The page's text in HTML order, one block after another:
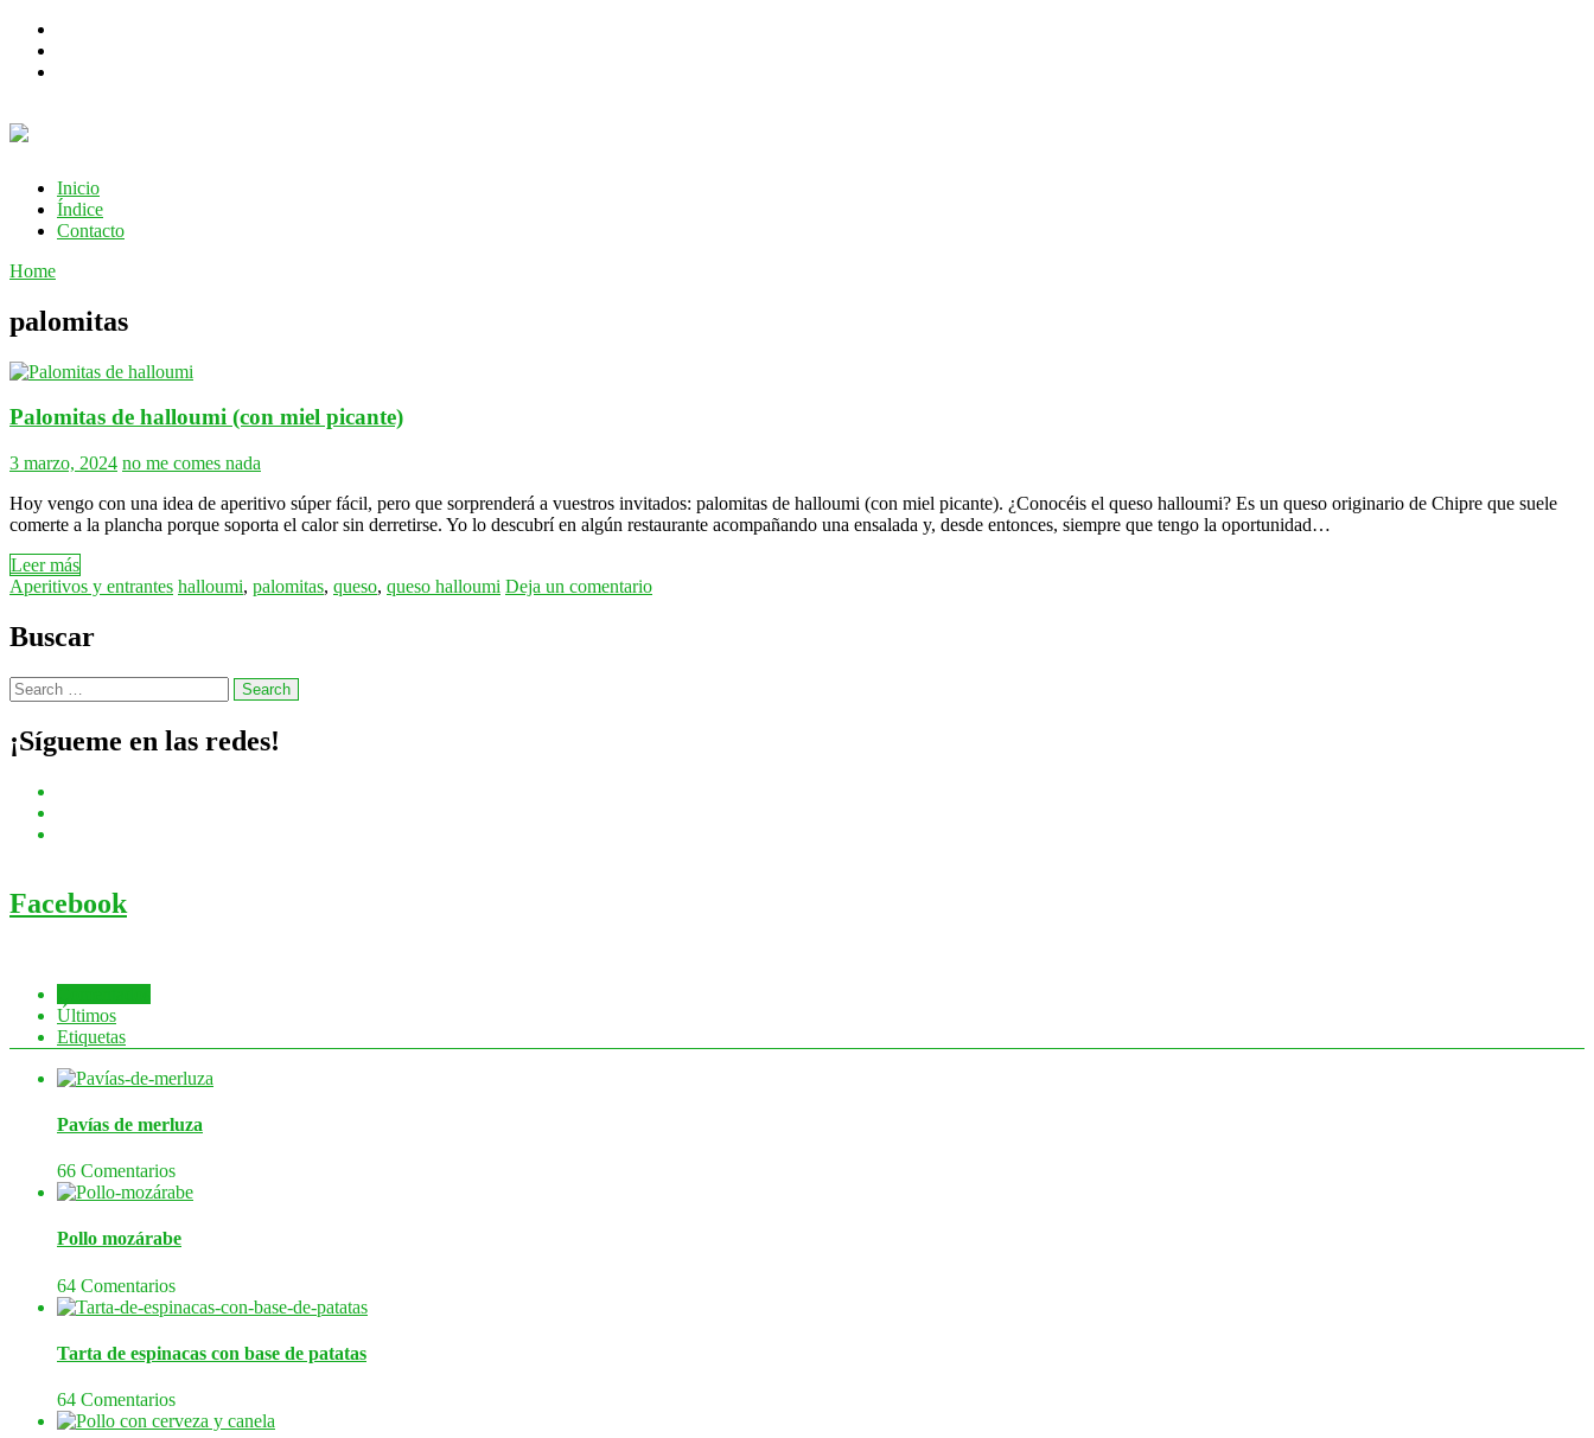
Inicio
Índice
Contacto
Home
palomitas
Palomitas de halloumi (con miel picante)
3 marzo, 2024 no me comes nada
Hoy vengo con una idea de aperitivo súper fácil, pero que sorprenderá a vuestros invitados: palomitas de halloumi (con miel picante). ¿Conocéis el queso halloumi? Es un queso originario de Chipre que suele
comerte a la plancha porque soporta el calor sin derretirse. Yo lo descubrí en algún restaurante acompañando una ensalada y, desde entonces, siempre que tengo la oportunidad…
Leer más
Aperitivos y entrantes halloumi, palomitas, queso, queso halloumi Deja un comentario
Buscar
¡Sígueme en las redes!
Facebook
Últimos
Etiquetas
Pavías de merluza
66 Comentarios
Pollo mozárabe
64 Comentarios
Tarta de espinacas con base de patatas
64 Comentarios